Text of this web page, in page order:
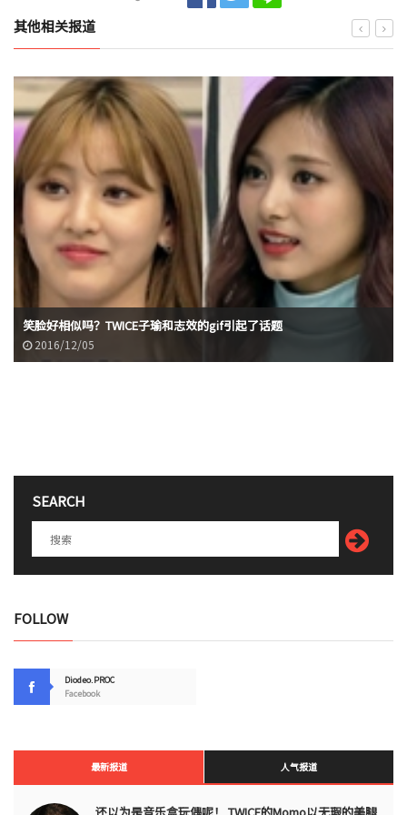
其他相关报道
笑脸好相似吗？TWICE子瑜和志效的gif引起了话题
2016/12/05
SEARCH
FOLLOW
Diodeo.PROC
Facebook
最新报道 人气报道